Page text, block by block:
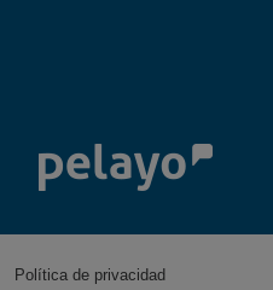
Política de privacidad